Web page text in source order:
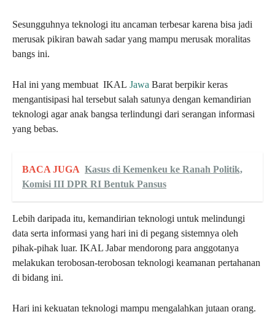
Sesungguhnya teknologi itu ancaman terbesar karena bisa jadi
merusak pikiran bawah sadar yang mampu merusak moralitas
bangs ini.
Hal ini yang membuat IKAL Jawa Barat berpikir keras
mengantisipasi hal tersebut salah satunya dengan kemandirian
teknologi agar anak bangsa terlindungi dari serangan informasi
yang bebas.
BACA JUGA Kasus di Kemenkeu ke Ranah Politik,
Komisi III DPR RI Bentuk Pansus
Lebih daripada itu, kemandirian teknologi untuk melindungi
data serta informasi yang hari ini di pegang sistemnya oleh
pihak-pihak luar. IKAL Jabar mendorong para anggotanya
melakukan terobosan-terobosan teknologi keamanan pertahanan
di bidang ini.
Hari ini kekuatan teknologi mampu mengalahkan jutaan orang.